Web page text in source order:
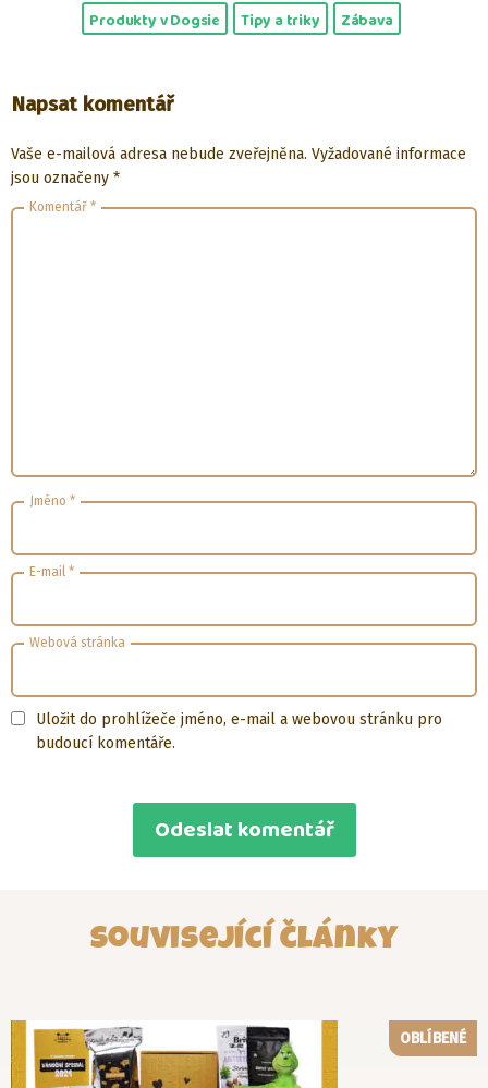
Produkty v Dogsie Tipy a triky Zábava
Napsat komentář
Vaše e-mailová adresa nebude zveřejněna. Vyžadované informace
jsou označeny *
Komentář *
Jméno *
E-mail *
Webová stránka
Uložit do prohlížeče jméno, e-mail a webovou stránku pro
budoucí komentáře.
Související články
OBLÍBENÉ